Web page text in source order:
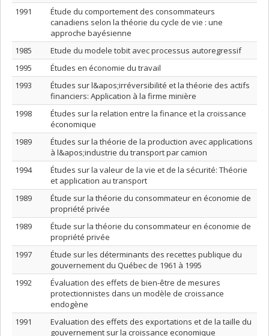
1991
Étude du comportement des consommateurs
canadiens selon la théorie du cycle de vie : une
approche bayésienne
1985
Etude du modele tobit avec processus autoregressif
1995
Études en économie du travail
1993
Études sur l&apos;irréversibilité et la théorie des actifs
financiers: Application à la firme minière
1998
Études sur la relation entre la finance et la croissance
économique
1989
Études sur la théorie de la production avec applications
à l&apos;industrie du transport par camion
1994
Études sur la valeur de la vie et de la sécurité: Théorie
et application au transport
1989
Étude sur la théorie du consommateur en économie de
propriété privée
1989
Étude sur la théorie du consommateur en économie de
propriété privée
1997
Étude sur les déterminants des recettes publique du
gouvernement du Québec de 1961 à 1995
1992
Évaluation des effets de bien-être de mesures
protectionnistes dans un modèle de croissance
endogène
1991
Evaluation des effets des exportations et de la taille du
gouvernement sur la croissance economique